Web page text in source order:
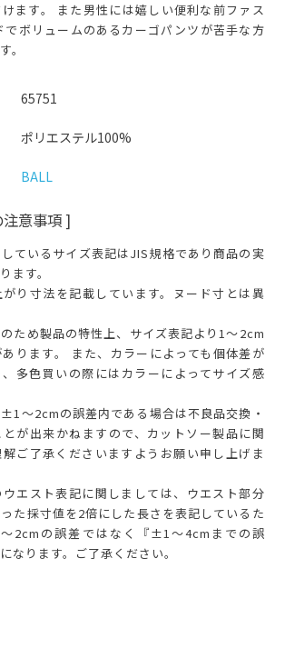
ます。 また男性には嬉しい便利な前ファス
ボリュームのあるカーゴパンツが苦手な方
。
65751
ポリエステル100%
BALL
意事項 ]
ているサイズ表記はJIS規格であり商品の実
ます。
り寸法を記載しています。ヌード寸とは異
ため製品の特性上、サイズ表記より1～2cm
ります。 また、カラーによっても個体差が
多色買いの際にはカラーによってサイズ感
～2cmの誤差内である場合は不良品交換・
が出来かねますので、カットソー製品に関
ご了承くださいますようお願い申し上げま
エスト表記に関しましては、ウエスト部分
た採寸値を2倍にした長さを表記しているた
2cmの誤差ではなく『±1～4cmまでの誤
なります。ご了承ください。